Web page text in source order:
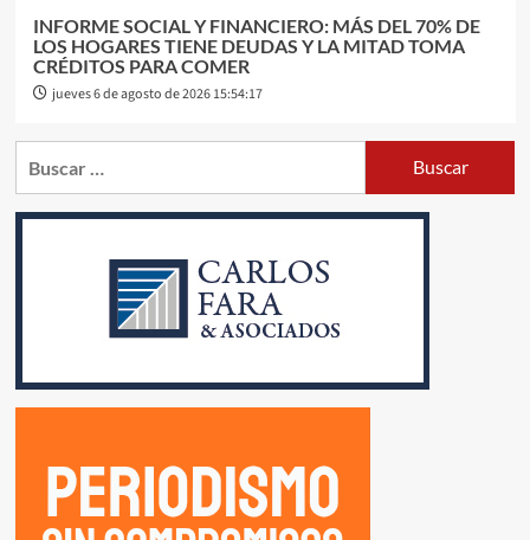
INFORME SOCIAL Y FINANCIERO: MÁS DEL 70% DE
LOS HOGARES TIENE DEUDAS Y LA MITAD TOMA
CRÉDITOS PARA COMER
jueves 6 de agosto de 2026 15:54:17